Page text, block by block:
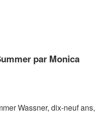
par Monica
Wassner, dix-neuf ans,